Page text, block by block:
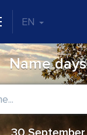
EN
Name days